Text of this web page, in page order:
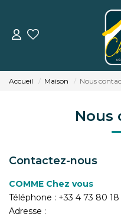
Accueil Maison Nous
Nous
Contactez-nous
COMME Chez vous
Téléphone : +33 4 73 80 18
Adresse :